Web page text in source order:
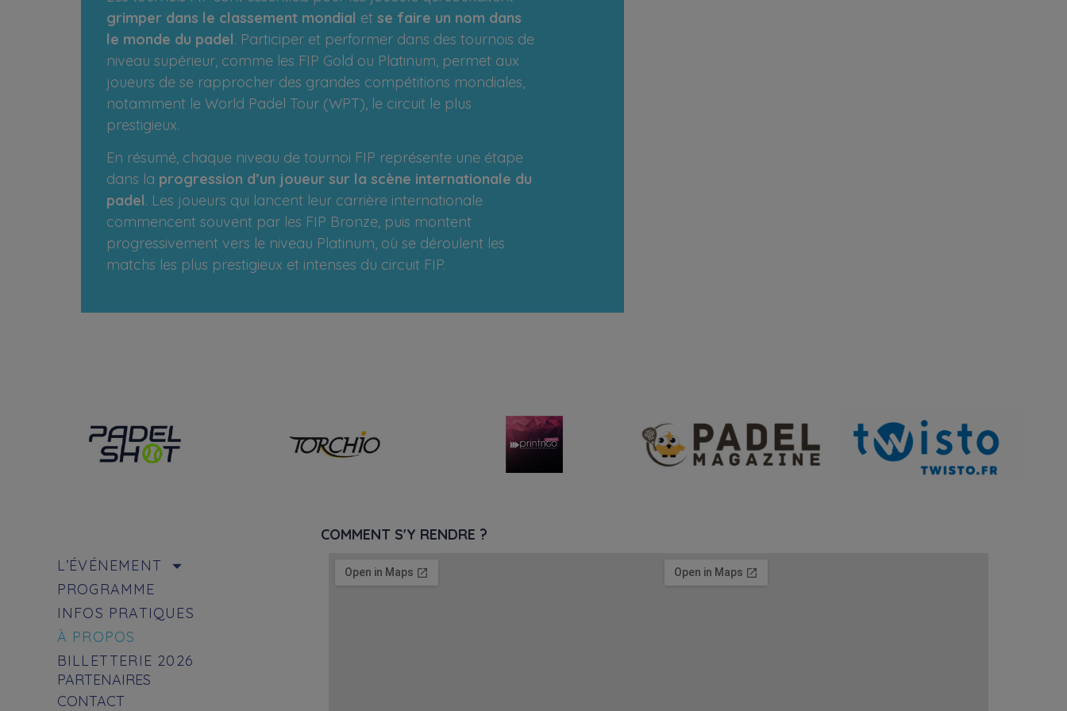
grimper dans le classement mondial et se faire un nom dans
le monde du padel. Participer et performer dans des tournois de
niveau supérieur, comme les FIP Gold ou Platinum, permet aux
joueurs de se rapprocher des grandes compétitions mondiales,
notamment le World Padel Tour (WPT), le circuit le plus
prestigieux.
En résumé, chaque niveau de tournoi FIP représente une étape
dans la progression d’un joueur sur la scène internationale du
padel. Les joueurs qui lancent leur carrière internationale
commencent souvent par les FIP Bronze, puis montent
progressivement vers le niveau Platinum, où se déroulent les
matchs les plus prestigieux et intenses du circuit FIP.
L’ÉVÉNEMENT
PROGRAMME
INFOS PRATIQUES
À PROPOS
BILLETTERIE 2026
PARTENAIRES
CONTACT
COMMENT S'Y RENDRE ?